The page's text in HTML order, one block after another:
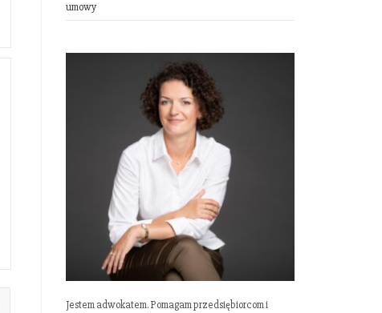
umowy
Jestem adwokatem. Pomagam przedsiębiorcom i